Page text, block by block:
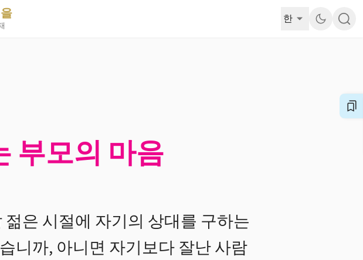
한
부모의 마음
은 시절에 자기의 상대를 구하는
니까, 아니면 자기보다 잘난 사람